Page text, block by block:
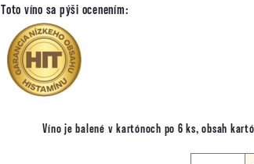
Toto víno sa pýši ocenením:
Víno je balené v kartónoch po 6 ks, obsah